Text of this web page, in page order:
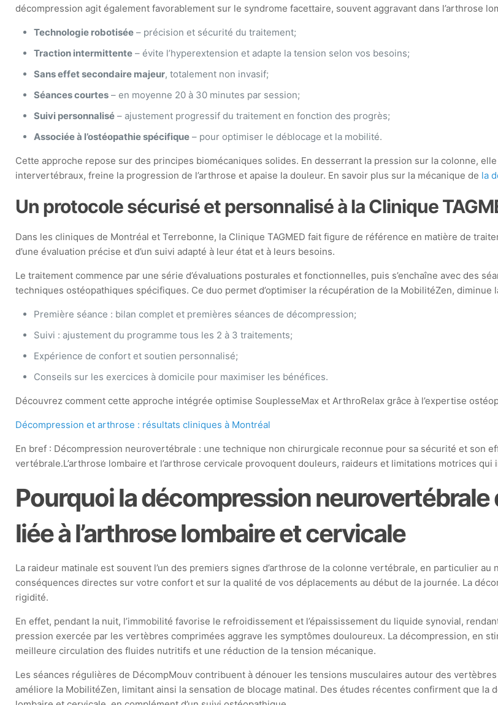
décompression agit également favorablement sur le syndrome facettaire, souvent aggravant dans l’arthrose
Technologie robotisée – précision et sécurité du traitement;
Traction intermittente – évite l’hyperextension et adapte la tension selon vos besoins;
Sans effet secondaire majeur, totalement non invasif;
Séances courtes – en moyenne 20 à 30 minutes par session;
Suivi personnalisé – ajustement progressif du traitement en fonction des progrès;
Associée à l’ostéopathie spécifique – pour optimiser le déblocage et la mobilité.
Cette approche repose sur des principes biomécaniques solides. En desserrant la pression sur la colonne,
intervertébraux, freine la progression de l’arthrose et apaise la douleur. En savoir plus sur la mécanique de la
Un protocole sécurisé et personnalisé à la Clinique
Dans les cliniques de Montréal et Terrebonne, la Clinique TAGMED fait figure de référence en matière de
d’une évaluation précise et d’un suivi adapté à leur état et à leurs besoins.
Le traitement commence par une série d’évaluations posturales et fonctionnelles, puis s’enchaîne avec des
techniques ostéopathiques spécifiques. Ce duo permet d’optimiser la récupération de la MobilitéZen,
Première séance : bilan complet et premières séances de décompression;
Suivi : ajustement du programme tous les 2 à 3 traitements;
Expérience de confort et soutien personnalisé;
Conseils sur les exercices à domicile pour maximiser les bénéfices.
Découvrez comment cette approche intégrée optimise SouplesseMax et ArthroRelax grâce à l’expertise
Décompression et arthrose : résultats cliniques à Montréal
En bref : Décompression neurovertébrale : une technique non chirurgicale reconnue pour sa sécurité et son
vertébrale.L’arthrose lombaire et l’arthrose cervicale provoquent douleurs, raideurs et limitations motrices qui
Pourquoi la décompression
liée à l’arthrose lombaire et cervicale
La raideur matinale est souvent l’un des premiers signes d’arthrose de la colonne vertébrale, en particulier
conséquences directes sur votre confort et sur la qualité de vos déplacements au début de la journée. La
rigidité.
En effet, pendant la nuit, l’immobilité favorise le refroidissement et l’épaississement du liquide synovial,
pression exercée par les vertèbres comprimées aggrave les symptômes douloureux. La décompression, en
meilleure circulation des fluides nutritifs et une réduction de la tension mécanique.
Les séances régulières de DécompMouv contribuent à dénouer les tensions musculaires autour des
améliore la MobilitéZen, limitant ainsi la sensation de blocage matinal. Des études récentes confirment que